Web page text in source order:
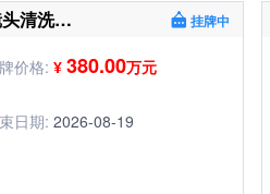
多孔旋转自动水刀激光系统和腔内镜头清洗器项目 挂牌中
价格: ¥ 380.00万元
日期: 2026-08-19